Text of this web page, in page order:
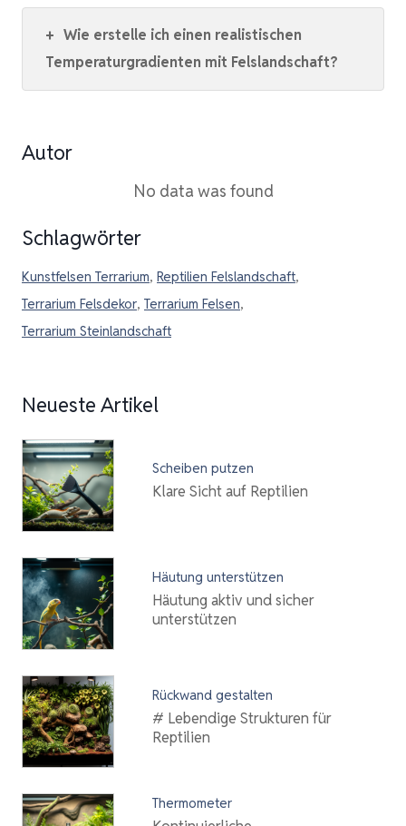
+ Wie erstelle ich einen realistischen
Temperaturgradienten mit Felslandschaft?
Autor
No data was found
Schlagwörter
Kunstfelsen Terrarium, Reptilien Felslandschaft,
Terrarium Felsdekor, Terrarium Felsen,
Terrarium Steinlandschaft
Neueste Artikel
Scheiben putzen
Klare Sicht auf Reptilien
Häutung unterstützen
Häutung aktiv und sicher
unterstützen
Rückwand gestalten
# Lebendige Strukturen für
Reptilien
Thermometer